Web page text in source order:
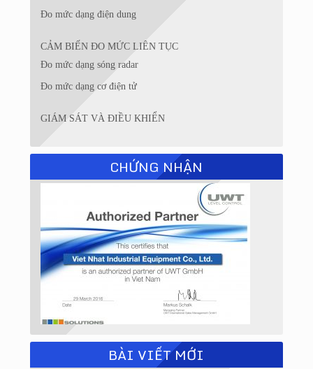
Đo mức dạng điện dung
CẢM BIẾN ĐO MỨC LIÊN TỤC
Đo mức dạng sóng radar
Đo mức dạng cơ điện tử
GIÁM SÁT VÀ ĐIỀU KHIỂN
CHỨNG NHẬN
BÀI VIẾT MỚI